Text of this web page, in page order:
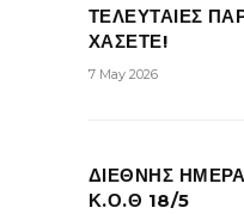
ΤΕΛΕΥΤΑΙΕΣ
ΧΑΣΕΤΕ!
7 May 2026
ΔΙΕΘΝΗΣ
Κ.Ο.Θ 18/5